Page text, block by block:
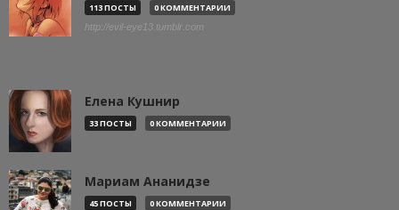
113 ПОСТЫ 0 КОММЕНТАРИИ
http://evil-eye13.tumblr.com
Елена Кушнир
33 ПОСТЫ 0 КОММЕНТАРИИ
Мариам Ананидзе
45 ПОСТЫ 0 КОММЕНТАРИИ